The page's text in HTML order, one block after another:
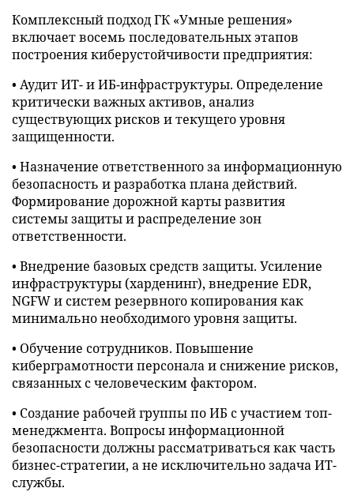
Комплексный подход ГК «Умные решения»
включает восемь последовательных этапов
построения киберустойчивости предприятия:
• Аудит ИТ- и ИБ-инфраструктуры. Определение
критически важных активов, анализ
существующих рисков и текущего уровня
защищенности.
• Назначение ответственного за информационную
безопасность и разработка плана действий.
Формирование дорожной карты развития
системы защиты и распределение зон
ответственности.
• Внедрение базовых средств защиты. Усиление
инфраструктуры (харденинг), внедрение EDR,
NGFW и систем резервного копирования как
минимально необходимого уровня защиты.
• Обучение сотрудников. Повышение
киберграмотности персонала и снижение рисков,
связанных с человеческим фактором.
• Создание рабочей группы по ИБ с участием топ-
менеджмента. Вопросы информационной
безопасности должны рассматриваться как часть
бизнес-стратегии, а не исключительно задача ИТ-
службы.